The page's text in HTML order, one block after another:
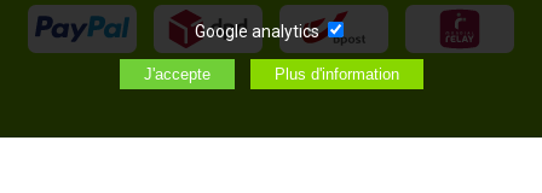
Google analytics